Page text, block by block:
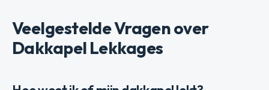
Veelgestelde Vragen over
Dakkapel Lekkages